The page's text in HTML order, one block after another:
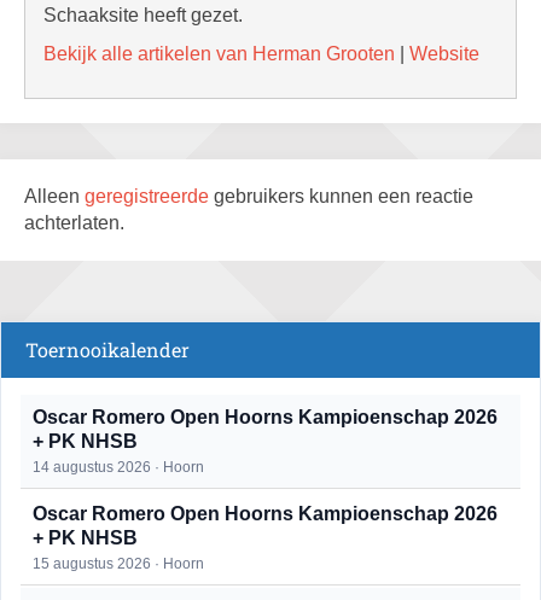
Schaaksite heeft gezet.
Bekijk alle artikelen van Herman Grooten
Website
Alleen geregistreerde gebruikers kunnen een reactie
achterlaten.
Toernooikalender
Oscar Romero Open Hoorns Kampioenschap 2026
+ PK NHSB
14 augustus 2026 · Hoorn
Oscar Romero Open Hoorns Kampioenschap 2026
+ PK NHSB
15 augustus 2026 · Hoorn